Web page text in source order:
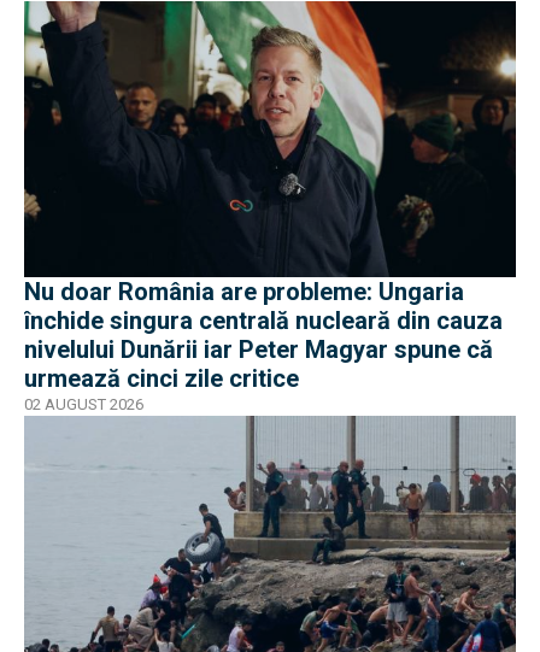
Nu doar România are probleme: Ungaria
închide singura centrală nucleară din cauza
nivelului Dunării iar Peter Magyar spune că
urmează cinci zile critice
02 AUGUST 2026